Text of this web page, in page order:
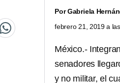
PorGabriela
febrero 21, 2019 a
México.-
senadores
y no militar, el